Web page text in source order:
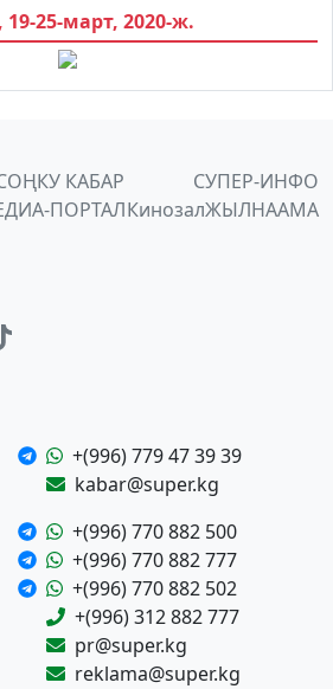
19-25-март, 2020-ж.
КАБАР
СУПЕР-ИНФО
ПОРТАЛКинозалЖЫЛНААМА
+(996) 779 47 39 39
kabar@super.kg
+(996) 770 882 500
+(996) 770 882 777
+(996) 770 882 502
+(996) 312 882 777
pr@super.kg
reklama@super.kg